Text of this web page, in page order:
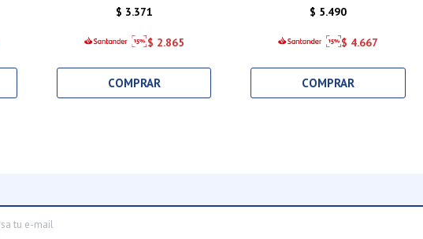
$ 3.371
$ 2.865
$ 5.490
$ 4.667